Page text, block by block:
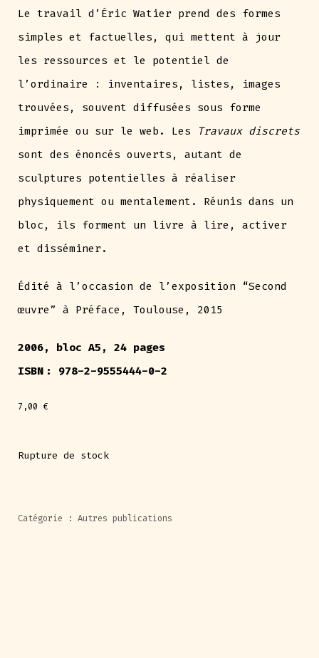
Le travail d’Éric Watier prend des formes
simples et factuelles, qui mettent à jour
les ressources et le potentiel de
l’ordinaire : inventaires, listes, images
trouvées, souvent diffusées sous forme
imprimée ou sur le web. Les
Travaux discrets
sont des énoncés ouverts, autant de
sculptures potentielles à réaliser
physiquement ou mentalement. Réunis dans un
bloc, ils forment un livre à lire, activer
et disséminer.
Édité à l’occasion de l’exposition “Second
œuvre” à Préface, Toulouse, 2015
2006, bloc A5, 24 pages
ISBN : 978-2-9555444-0-2
7,00 €
Rupture de stock
Catégorie : Autres publications